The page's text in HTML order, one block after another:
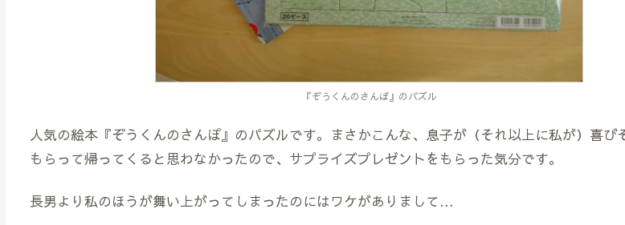
『ぞうくんのさんぽ』のパズル
人気の絵本『ぞうくんのさんぽ』のパズルです。まさかこんな、息子が（それ以上に私が）喜び
もらって帰ってくると思わなかったので、サプライズプレゼントをもらった気分です。
長男より私のほうが舞い上がってしまったのにはワケがありまして…